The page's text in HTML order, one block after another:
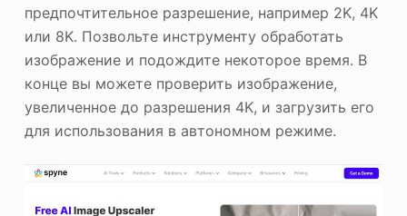
предпочтительное разрешение, например 2K, 4K
или 8K. Позвольте инструменту обработать
изображение и подождите некоторое время. В
конце вы можете проверить изображение,
увеличенное до разрешения 4K, и загрузить его
для использования в автономном режиме.